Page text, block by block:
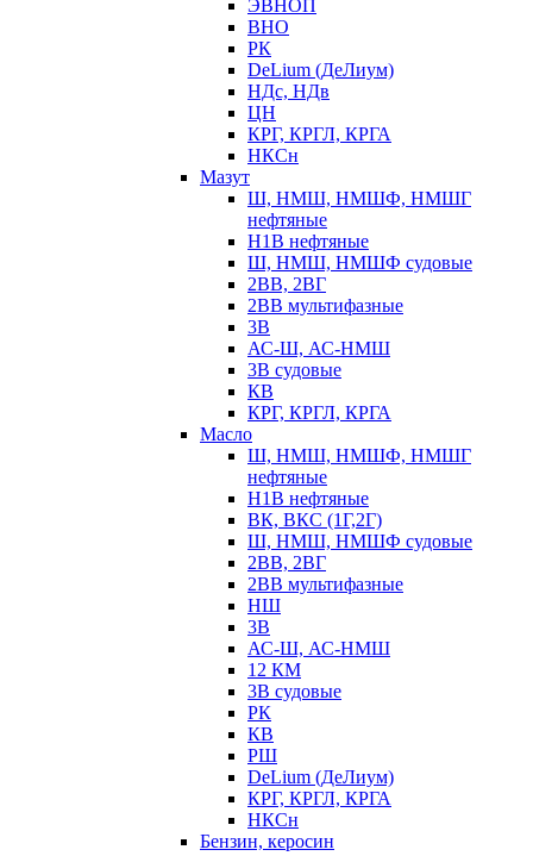
ЭВНОП
ВНО
РК
DeLium (ДеЛиум)
НДс, НДв
ЦН
КРГ, КРГЛ, КРГА
НКСн
Мазут
Ш, НМШ, НМШФ, НМШГ
нефтяные
Н1В нефтяные
Ш, НМШ, НМШФ судовые
2ВВ, 2ВГ
2ВВ мультифазные
3В
АС-Ш, АС-НМШ
3В судовые
КВ
КРГ, КРГЛ, КРГА
Масло
Ш, НМШ, НМШФ, НМШГ
нефтяные
Н1В нефтяные
ВК, ВКС (1Г,2Г)
Ш, НМШ, НМШФ судовые
2ВВ, 2ВГ
2ВВ мультифазные
НШ
3В
АС-Ш, АС-НМШ
12 КМ
3В судовые
РК
КВ
РШ
DeLium (ДеЛиум)
КРГ, КРГЛ, КРГА
НКСн
Бензин, керосин